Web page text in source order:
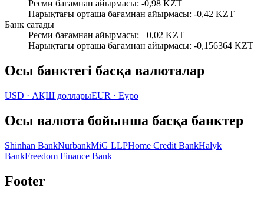
Ресми бағамнан айырмасы: -0,98 KZT
Нарықтағы орташа бағамнан айырмасы: -0,42 KZT
Банк сатады
Ресми бағамнан айырмасы: +0,02 KZT
Нарықтағы орташа бағамнан айырмасы: -0,156364 KZT
Осы банктегі басқа валюталар
USD · АҚШ долларыEUR · Еуро
Осы валюта бойынша басқа банктер
Shinhan BankNurbankMiG LLPHome Credit BankHalyk
BankFreedom Finance Bank
Footer